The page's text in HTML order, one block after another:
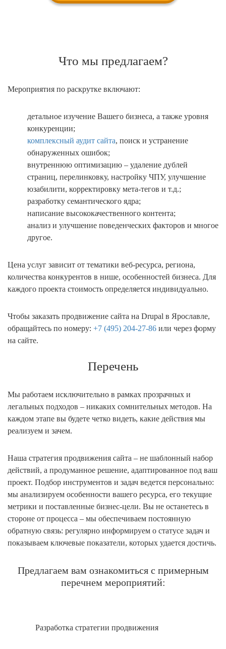
Что мы предлагаем?
Мероприятия по раскрутке включают:
детальное изучение Вашего бизнеса, а также уровня
конкуренции;
комплексный аудит сайта, поиск и устранение
обнаруженных ошибок;
внутреннюю оптимизацию – удаление дублей
страниц, перелинковку, настройку ЧПУ, улучшение
юзабилити, корректировку мета-тегов и т.д.;
разработку семантического ядра;
написание высококачественного контента;
анализ и улучшение поведенческих факторов и многое
другое.
Цена услуг зависит от тематики веб-ресурса, региона,
количества конкурентов в нише, особенностей бизнеса. Для
каждого проекта стоимость определяется индивидуально.
Чтобы заказать продвижение сайта на Drupal в Ярославле,
обращайтесь по номеру: +7 (495) 204-27-86 или через форму
на сайте.
Перечень
Мы работаем исключительно в рамках прозрачных и
легальных подходов – никаких сомнительных методов. На
каждом этапе вы будете четко видеть, какие действия мы
реализуем и зачем.
Наша стратегия продвижения сайта – не шаблонный набор
действий, а продуманное решение, адаптированное под ваш
проект. Подбор инструментов и задач ведется персонально:
мы анализируем особенности вашего ресурса, его текущие
метрики и поставленные бизнес‑цели. Вы не останетесь в
стороне от процесса – мы обеспечиваем постоянную
обратную связь: регулярно информируем о статусе задач и
показываем ключевые показатели, которых удается достичь.
Предлагаем вам ознакомиться с примерным
перечнем мероприятий:
Разработка стратегии продвижения